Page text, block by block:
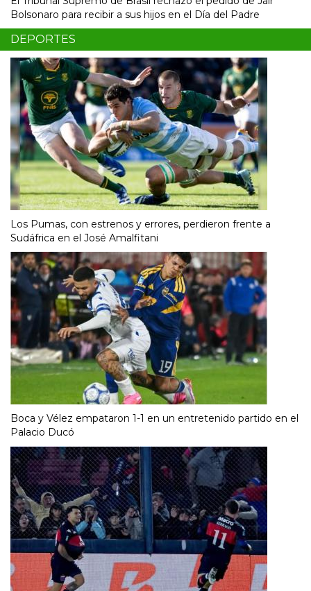
Bolsonaro para recibir a sus hijos en el Día del Padre
DEPORTES
Los Pumas, con estrenos y errores, perdieron frente a
Sudáfrica en el José Amalfitani
Boca y Vélez empataron 1-1 en un entretenido partido en el
Palacio Ducó